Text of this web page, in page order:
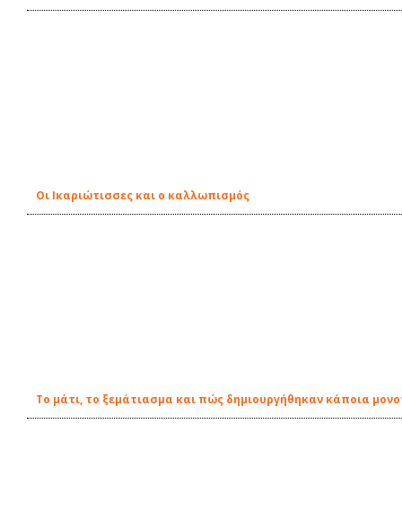
Οι Ικαριώτισσες και ο καλλωπισμός
Το μάτι, το ξεμάτιασμα και πώς δημιουργήθηκαν κάποια